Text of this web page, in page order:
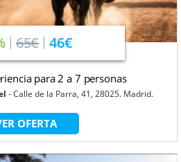
65€ 46€
para 2 a 7 personas
Calle de la Parra, 41, 28025. Madrid.
OFERTA